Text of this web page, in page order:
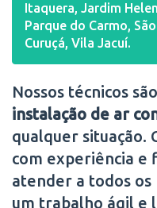
Itaquera, Jardim
Parque do Carmo,
Curuçá, Vila Jacuí.
Nossos técnicos
instalação de ar
qualquer situação.
com experiência e
atender a todos
um trabalho ágil e